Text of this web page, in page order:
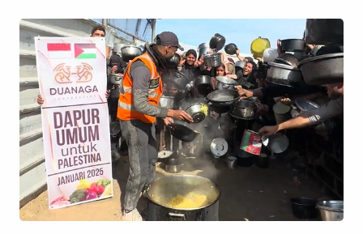
Layanan Sertifikat
Pergudangan &
Logistik